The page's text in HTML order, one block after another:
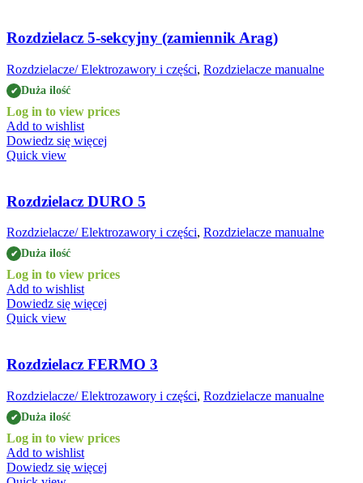
Rozdzielacz 5-sekcyjny (zamiennik Arag)
Rozdzielacze/ Elektrozawory i części, Rozdzielacze manualne
✔ Duża ilość
Log in to view prices
Add to wishlist
Dowiedz się więcej
Quick view
Rozdzielacz DURO 5
Rozdzielacze/ Elektrozawory i części, Rozdzielacze manualne
✔ Duża ilość
Log in to view prices
Add to wishlist
Dowiedz się więcej
Quick view
Rozdzielacz FERMO 3
Rozdzielacze/ Elektrozawory i części, Rozdzielacze manualne
✔ Duża ilość
Log in to view prices
Add to wishlist
Dowiedz się więcej